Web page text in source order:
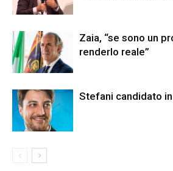
Zaia, “se sono un
renderlo reale”
Stefani candidato